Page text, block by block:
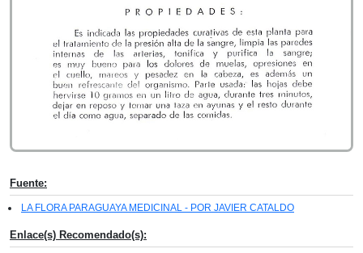
Fuente:
LA FLORA PARAGUAYA MEDICINAL - POR JAVIER CATALDO
Enlace(s) Recomendado(s):